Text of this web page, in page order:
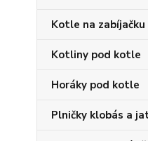
Kotle na zabíjačku
Kotliny pod kotle
Horáky pod kotle
Plničky klobás a